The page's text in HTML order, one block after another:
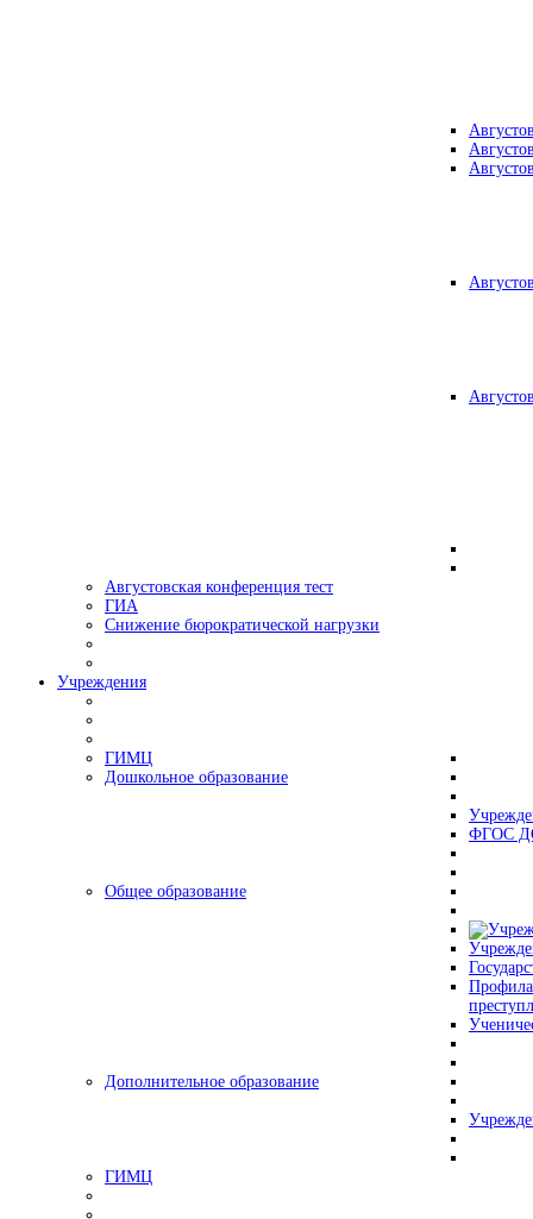
Августовская конференция тест
ГИА
Снижение бюрократической нагрузки
Учреждения
ГИМЦ
Дошкольное образование
ФГОС
Общее образование
Дополнительное образование
ГИМЦ